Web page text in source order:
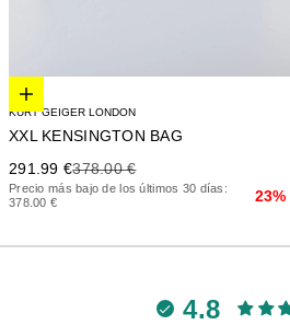
Elige opciones
KURT GEIGER LONDON
XXL KENSINGTON BAG
Precio de oferta
291.99 €Precio anterior
378.00 €
Precio más bajo de los últimos 30 días:
378.00 €
23%
4.8